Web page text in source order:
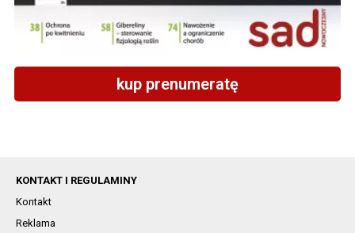
kup prenumeratę
KONTAKT I REGULAMINY
Kontakt
Reklama